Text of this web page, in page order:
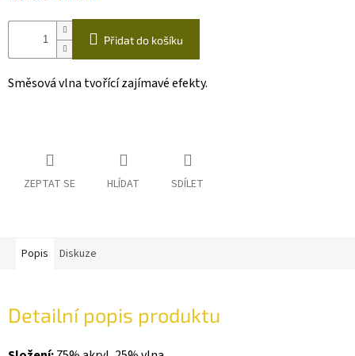
Přidat do košíku
Směsová vlna tvořící zajímavé efekty.
ZEPTAT SE HLÍDAT SDÍLET
Popis Diskuze
Detailní popis produktu